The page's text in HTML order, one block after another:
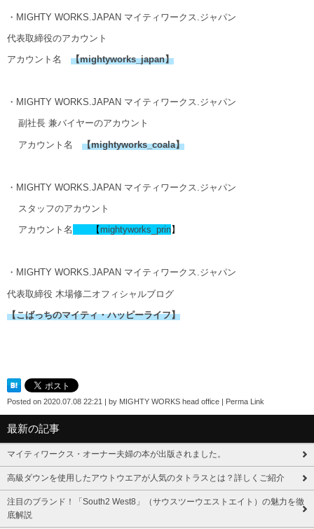
・MIGHTY WORKS.JAPAN マイティワークス.ジャパン
代表取締役のアカウント
アカウント名 【mightyworks_japan】
・MIGHTY WORKS.JAPAN マイティワークス.ジャパン
副社長 兼バイヤーのアカウント
アカウント名 【mightyworks_coala】
・MIGHTY WORKS.JAPAN マイティワークス.ジャパン
スタッフのアカウント
アカウント名 【 mightyworks_prin】
・MIGHTY WORKS.JAPAN マイティワークス.ジャパン
代表取締役 木場修二オフィシャルブログ
【こばっちのマイティ・ハッピーライフ】
Posted on 2020.07.08 22:21 by MIGHTY WORKS head office Perma Link
最新の記事
マイティワークス・オーナー夫婦の本が出版されました。
高級ダウンを使用したアウトウエアが人気のタトラスとは？詳しくご紹介
注目のブランド！「South2 West8」（サウスツーウエストエイト）の魅力を徹
底解説